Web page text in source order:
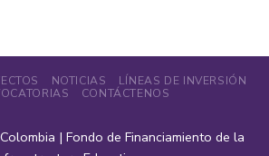
NOTICIAS
LÍNEAS DE INVERSIÓN
CONTÁCTENOS
Colombia | Fondo de Financiamiento de la